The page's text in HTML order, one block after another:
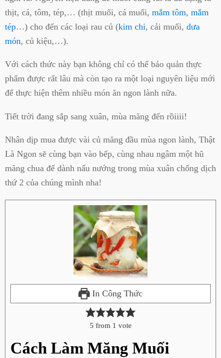
thịt, cá, tôm, tép,… (thịt muối, cá muối, mắm tôm, mắm
tép…) cho đến các loại rau củ (kim chi, cải muối, dưa
món, củ kiệu,…).
Với cách thức này bạn không chỉ có thể bảo quản thực
phẩm được rất lâu mà còn tạo ra một loại nguyên liệu mới
để thực hiện thêm nhiều món ăn ngon lành nữa.
Tiết trời đang sắp sang xuân, mùa măng đến rồiiii!
Nhân dịp mua được vài củ măng đầu mùa ngon lành, Thật
Là Ngon sẽ cùng bạn vào bếp, cùng nhau ngâm một hũ
măng chua để dành nấu nướng trong mùa xuân chống dịch
thứ 2 của chúng mình nha!
In Công Thức
5 from 1 vote
Cách Làm Măng Muối